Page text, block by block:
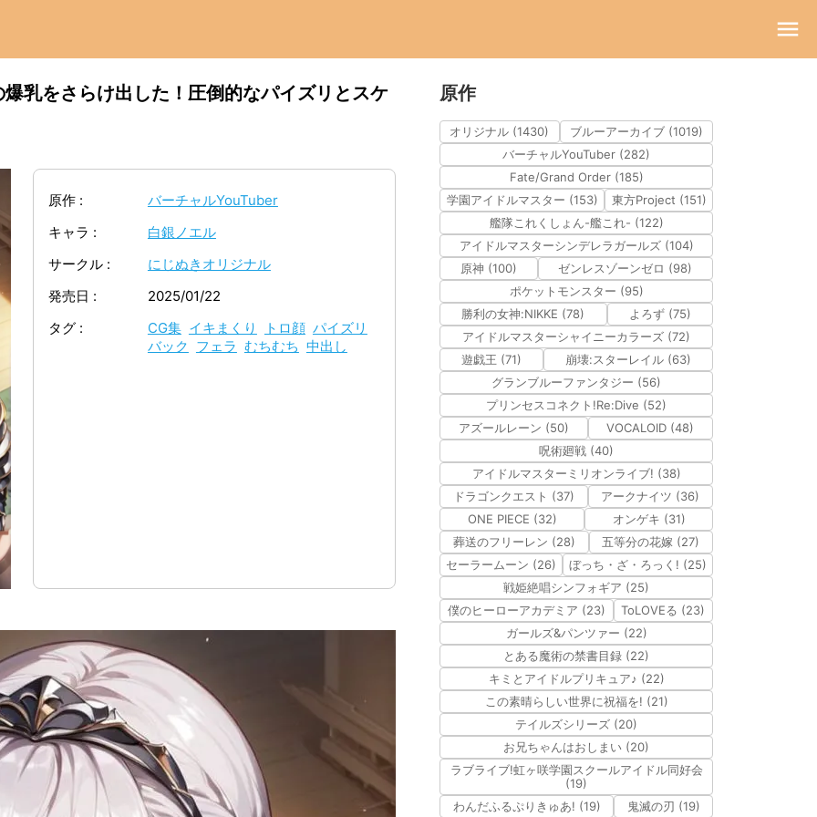
乳をさらけ出した！圧倒的なパイズリとスケ
原作
バーチャルYouTuber
キャラ
白銀ノエル
サークル
にじぬきオリジナル
発売日
2025/01/22
タグ
CG集 イキまくり トロ顔 パイズリ
バック フェラ むちむち 中出し
原作
オリジナル (1430)
ブルーアーカイブ (1019)
バーチャルYouTuber (282)
Fate/Grand Order (185)
学園アイドルマスター (153)
東方Project (151)
艦隊これくしょん-艦これ- (122)
アイドルマスターシンデレラガールズ (104)
原神 (100)
ゼンレスゾーンゼロ (98)
ポケットモンスター (95)
勝利の女神:NIKKE (78)
よろず (75)
アイドルマスターシャイニーカラーズ (72)
遊戯王 (71)
崩壊:スターレイル (63)
グランブルーファンタジー (56)
プリンセスコネクト!Re:Dive (52)
アズールレーン (50)
VOCALOID (48)
呪術廻戦 (40)
アイドルマスターミリオンライブ! (38)
ドラゴンクエスト (37)
アークナイツ (36)
ONE PIECE (32)
オンゲキ (31)
葬送のフリーレン (28)
五等分の花嫁 (27)
セーラームーン (26)
ぼっち・ざ・ろっく! (25)
戦姫絶唱シンフォギア (25)
僕のヒーローアカデミア (23)
ToLOVEる (23)
ガールズ&パンツァー (22)
とある魔術の禁書目録 (22)
キミとアイドルプリキュア♪ (22)
この素晴らしい世界に祝福を! (21)
テイルズシリーズ (20)
お兄ちゃんはおしまい (20)
ラブライブ!虹ヶ咲学園スクールアイドル同好会
(19)
わんだふるぷりきゅあ! (19)
鬼滅の刃 (19)